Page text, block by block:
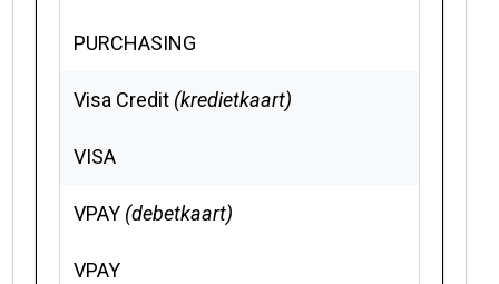
PURCHASING
Visa Credit (kredietkaart)
VISA
VPAY (debetkaart)
VPAY